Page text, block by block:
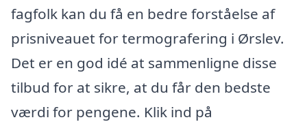
fagfolk kan du få en bedre forståelse af
prisniveauet for termografering i Ørslev.
Det er en god idé at sammenligne disse
tilbud for at sikre, at du får den bedste
værdi for pengene. Klik ind på